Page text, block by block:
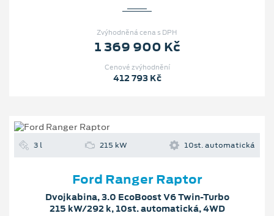
Zvýhodněná cena s DPH
1 369 900 Kč
Cenové zvýhodnění
412 793 Kč
3 l 215 kW 10st. automatická
Ford Ranger Raptor
Dvojkabina, 3.0 EcoBoost V6 Twin-Turbo
215 kW/292 k, 10st. automatická, 4WD